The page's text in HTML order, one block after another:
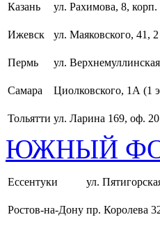
Казань ул. Рахимова, 8,
Ижевск ул. Маяковского, 41,
Пермь ул.
Самара Циолковского, 1А (1
Тольятти ул. Ларина 169, оф.
ЮЖНЫЙ
Ессентуки ул.
Ростов-на-Дону пр. Королева